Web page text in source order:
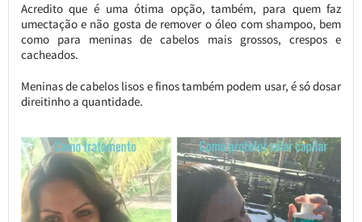
Acredito que é uma ótima opção, também, para quem faz
umectação e não gosta de remover o óleo com shampoo, bem
como para meninas de cabelos mais grossos, crespos e
cacheados.
Meninas de cabelos lisos e finos também podem usar, é só dosar
direitinho a quantidade.